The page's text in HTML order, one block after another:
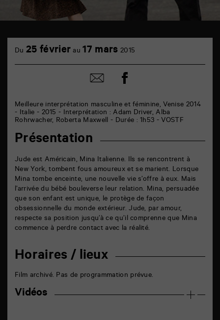
cinéma
PoitiersMeilleure interprétation masculine et féminine, Venise 2014
- Italie - 2015 - Interprétation : Adam Driver, Alba
Rohrwacher, Roberta Maxwell - Durée : 1h53 - VOSTF
Présentation
Jude est Américain, Mina Italienne. Ils se rencontrent à
New York, tombent fous amoureux et se marient. Lorsque
Mina tombe enceinte, une nouvelle vie s’offre à eux. Mais
l’arrivée du bébé bouleverse leur relation. Mina, persuadée
que son enfant est unique, le protège de façon
obsessionnelle du monde extérieur. Jude, par amour,
respecte sa position jusqu’à ce qu’il comprenne que Mina
commence à perdre contact avec la réalité.
Horaires / lieux
Film archivé. Pas de programmation prévue.
Vidéos
Du 25 février au 17 mars 2015
Partager
par
Partager
sur